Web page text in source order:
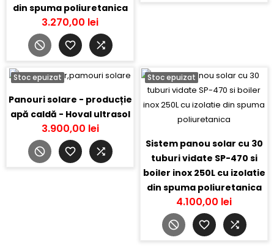
din spuma poliuretanica
3.270,00 lei
Stoc epuizat
Panouri solare - producție
apă caldă - Hoval ultrasol
3.900,00 lei
Stoc epuizat
Sistem panou solar cu 30
tuburi vidate SP-470 si
boiler inox 250L cu izolatie
din spuma poliuretanica
4.100,00 lei